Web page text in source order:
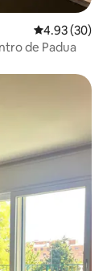
Calificación
4.93 (30)
de Padua